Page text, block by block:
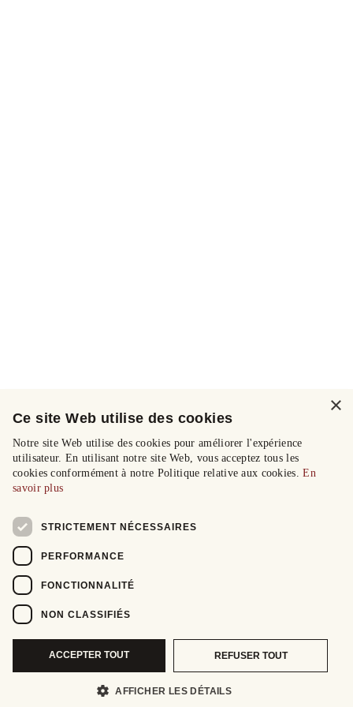
×
Ce site Web utilise des cookies
Notre site Web utilise des cookies pour améliorer l'expérience
utilisateur. En utilisant notre site Web, vous acceptez tous les
cookies conformément à notre Politique relative aux cookies.En
savoir plus
STRICTEMENT NÉCESSAIRES
PERFORMANCE
FONCTIONNALITÉ
NON CLASSIFIÉS
ACCEPTER TOUT REFUSER TOUT
AFFICHER LES DÉTAILS